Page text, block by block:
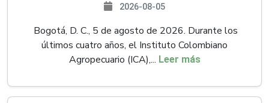
2026-08-05
Bogotá, D. C., 5 de agosto de 2026. Durante los
últimos cuatro años, el Instituto Colombiano
Agropecuario (ICA),... Leer más